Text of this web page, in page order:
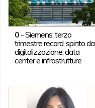
0-Siemens: terzo
trimestre record, spinto da
digitalizzazione, data
center e infrastrutture